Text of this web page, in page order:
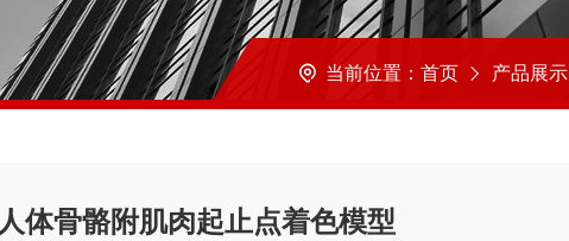
当前位置： 首页 产品展示
人体骨骼附肌肉起止点着色模型